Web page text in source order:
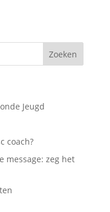
Jeugd
coach?
message: zeg het